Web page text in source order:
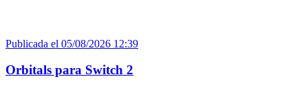
Publicada el 05/08/2026 12:39
Orbitals para Switch 2